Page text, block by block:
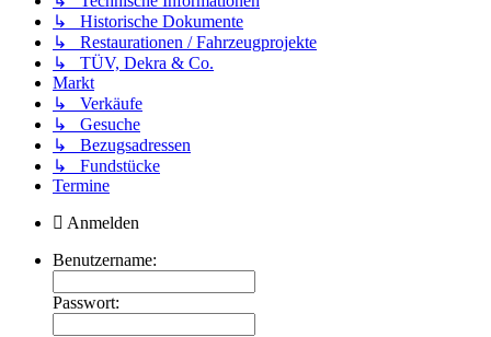
↳ Historische Dokumente
↳ Restaurationen / Fahrzeugprojekte
↳ TÜV, Dekra & Co.
Markt
↳ Verkäufe
↳ Gesuche
↳ Bezugsadressen
↳ Fundstücke
Termine
Anmelden
Benutzername:
Passwort: